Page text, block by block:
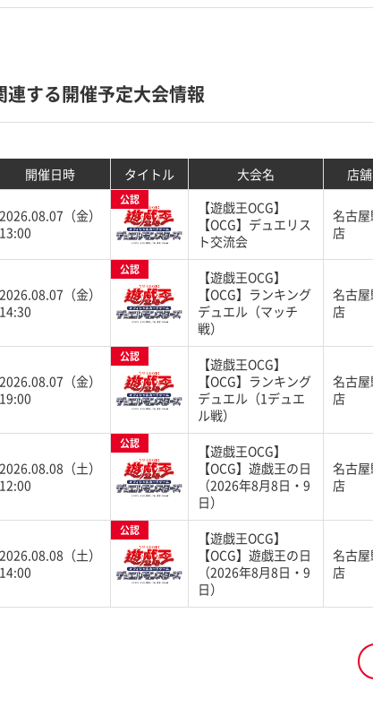
連する開催予定大会情報
開催日時 タイトル 大会名 店
2026.08.07（金）
13:00
公認
【遊戯王OCG】
【OCG】デュエリス
ト交流会
名古
店
2026.08.07（金）
14:30
公認
【遊戯王OCG】
【OCG】ランキング
デュエル（マッチ
戦）
名古
店
2026.08.07（金）
19:00
公認
【遊戯王OCG】
【OCG】ランキング
デュエル（1デュエ
ル戦）
名古
店
2026.08.08（土）
12:00
公認
【遊戯王OCG】
【OCG】遊戯王の日
（2026年8月8日・9
日）
名古
店
2026.08.08（土）
14:00
公認
【遊戯王OCG】
【OCG】遊戯王の日
（2026年8月8日・9
日）
名古
店